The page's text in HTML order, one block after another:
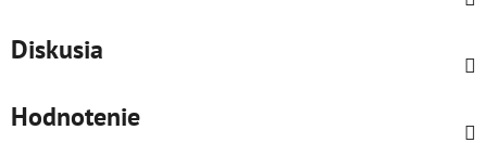
Diskusia
Hodnotenie